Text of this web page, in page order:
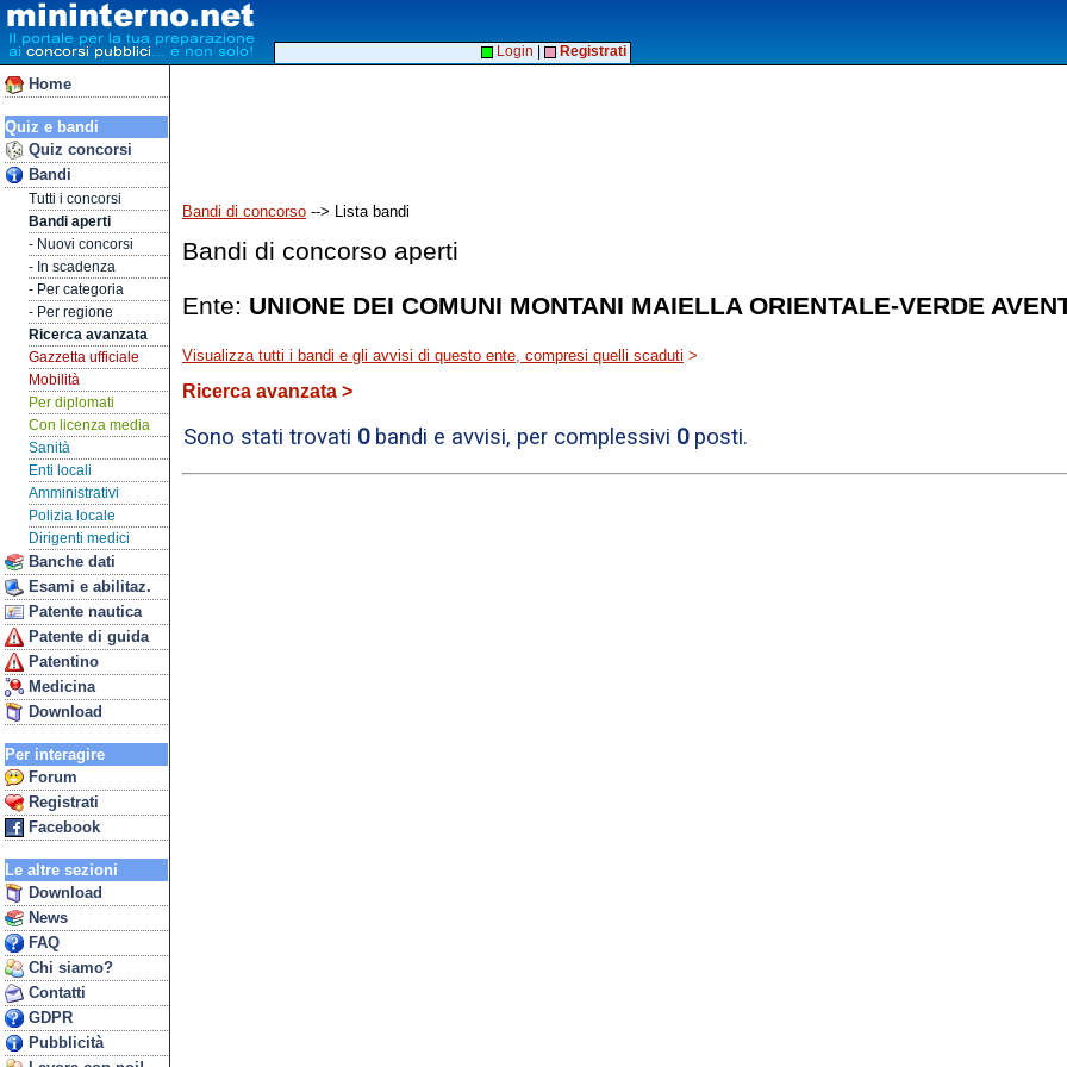
Home
Quiz e bandi
Quiz concorsi
Bandi
Tutti i concorsi
Bandi aperti
- Nuovi concorsi
- In scadenza
- Per categoria
- Per regione
Ricerca avanzata
Gazzetta ufficiale
Mobilità
Per diplomati
Con licenza media
Sanità
Enti locali
Amministrativi
Polizia locale
Dirigenti medici
Banche dati
Esami e abilitaz.
Patente nautica
Patente di guida
Patentino
Medicina
Download
Per interagire
Forum
Registrati
Facebook
Le altre sezioni
Download
News
FAQ
Chi siamo?
Contatti
GDPR
Pubblicità
Login Registrati
Bandi di concorso --> Lista bandi
Bandi di concorso aperti
Ente: UNIONE DEI COMUNI MONTANI MAIELLA ORIENTALE-VERDE
Visualizza tutti i bandi e gli avvisi di questo ente, compresi quelli scaduti >
Ricerca avanzata >
Sono stati trovati 0bandi e avvisi, per complessivi 0posti.